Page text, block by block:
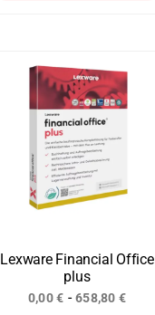
mehrere
Varianten
Optionen
können
der
Produktseite
gewählt
Lexware Financial Office
plus
0,00€ -658,80 €